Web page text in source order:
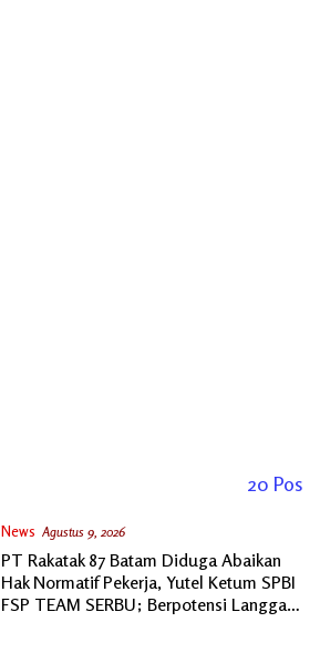
20 Pos
News Agustus 9, 2026
PT Rakatak 87 Batam Diduga Abaikan
Hak Normatif Pekerja, Yutel Ketum SPBI
FSP TEAM SERBU; Berpotensi Langgar